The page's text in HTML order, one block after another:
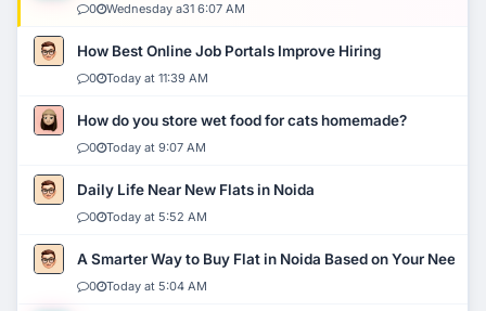
0 Wednesday a31 6:07 AM
How Best Online Job Portals Improve Hiring
0 Today at 11:39 AM
How do you store wet food for cats homemade?
0 Today at 9:07 AM
Daily Life Near New Flats in Noida
0 Today at 5:52 AM
A Smarter Way to Buy Flat in Noida Based on Your Needs
0 Today at 5:04 AM